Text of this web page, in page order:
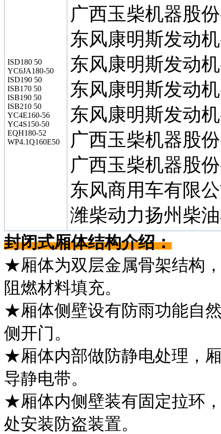
ISD180 50
YC6JA180-50
ISD190 50
ISB170 50
ISB190 50
ISB210 50
YC4E160-56
YC4S150-50
EQH180-52
WP4.1Q160E50
广西玉柴机器股
东风康明斯发动
东风康明斯发动
东风康明斯发动
东风康明斯发动
广西玉柴机器股
广西玉柴机器股
东风商用车有限
潍柴动力扬州柴
封闭式厢体结构介绍：
★厢体为双层金属骨架结构
阻燃材料填充。
★厢体侧壁设有防雨功能自
侧开门。
★厢体内部做防静电处理，
导静电带。
★厢体内侧壁装有固定拉环
处安装防盗装置。